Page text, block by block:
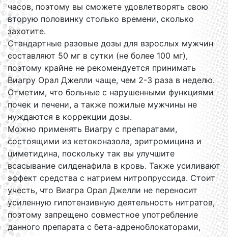
часов, поэтому вы сможете удовлетворять свою
вторую половинку столько времени, сколько
захотите.
Стандартные разовые дозы для взрослых мужчин
составляют 50 мг в сутки (не более 100 мг),
поэтому крайне не рекомендуется принимать
Виагру Орал Джелли чаще, чем 2-3 раза в неделю.
Отметим, что больные с нарушенными функциями
почек и печени, а также пожилые мужчины не
нуждаются в коррекции дозы.
Можно применять Виагру с препаратами,
состоящими из кетоконазола, эритромицина и
циметидина, поскольку так вы улучшите
всасывание силденафила в кровь. Также усиливают
эффект средства с натрием нитропруссида. Стоит
учесть, что Виагра Орал Джелли не переносит
усиленную гипотензивную деятельность нитратов,
поэтому запрещено совместное употребление
данного препарата с бета-адреноблокаторами,